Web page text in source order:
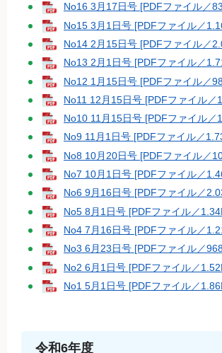
No16 3月17日号 [PDFファイル／
No15 3月1日号 [PDFファイル／
No14 2月15日号 [PDFファイル／
No13 2月1日号 [PDFファイル／
No12 1月15日号 [PDFファイル／
No11 12月15日号 [PDFファイル／
No10 11月15日号 [PDFファイル／
No9 11月1日号 [PDFファイル／
No8 10月20日号 [PDFファイル／
No7 10月1日号 [PDFファイル／
No6 9月16日号 [PDFファイル／
No5 8月1日号 [PDFファイル／
No4 7月16日号 [PDFファイル／
No3 6月23日号 [PDFファイル／
No2 6月1日号 [PDFファイル／
No1 5月1日号 [PDFファイル／
令和6年度